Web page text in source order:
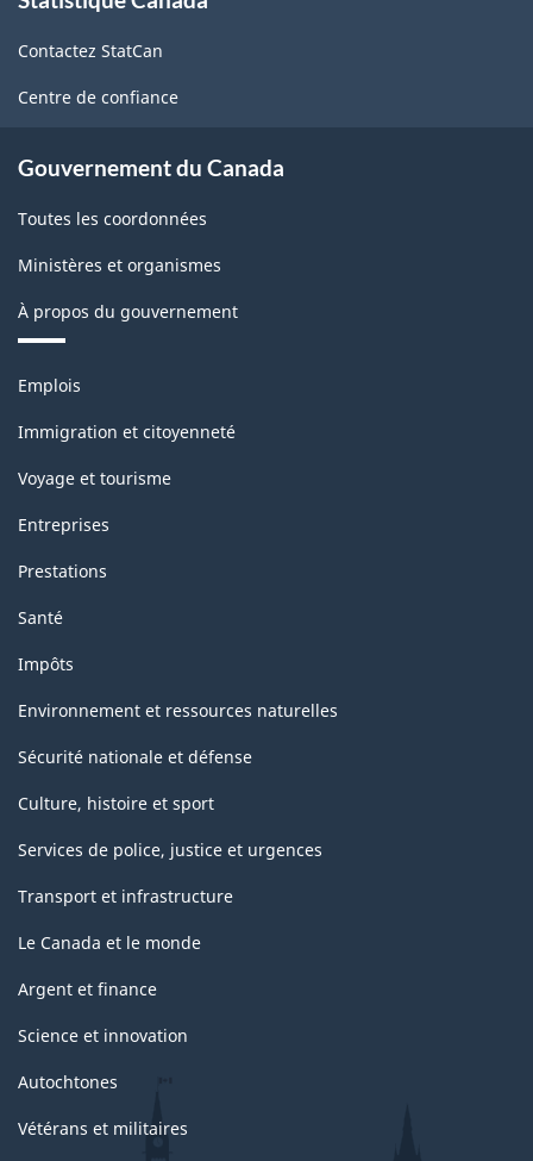
ce
site
Contactez StatCan
Centre de confiance
Gouvernement du Canada
Toutes les coordonnées
Ministères et organismes
À propos du gouvernement
Thèmes
sujets
Emplois
Immigration et citoyenneté
Voyage et tourisme
Entreprises
Prestations
Santé
Impôts
Environnement et ressources naturelles
Sécurité nationale et défense
Culture, histoire et sport
Services de police, justice et urgences
Transport et infrastructure
Le Canada et le monde
Argent et finance
Science et innovation
Autochtones
Vétérans et militaires